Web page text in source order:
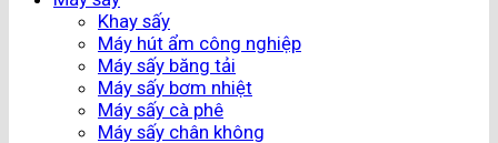
Khay sấy
Máy hút ẩm công nghiệp
Máy sấy băng tải
Máy sấy bơm nhiệt
Máy sấy cà phê
Máy sấy chân không